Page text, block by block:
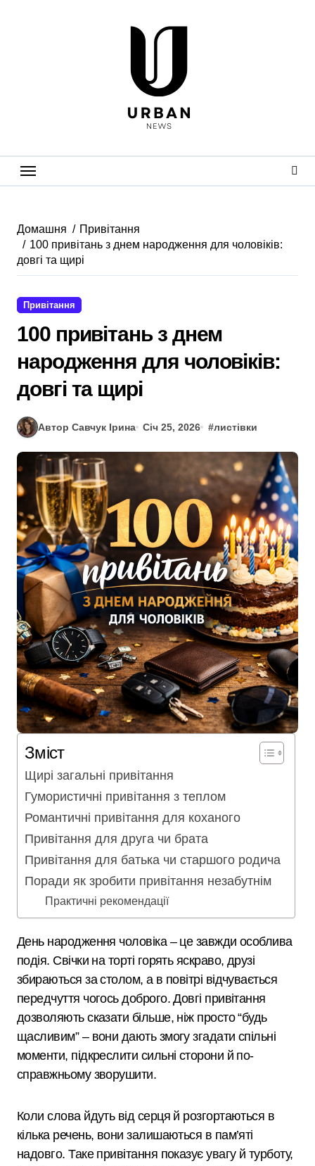
Домашня
Привітання
100 привітань з днем народження для чоловіків:
довгі та щирі
Привітання
100 привітань з днем
народження для чоловіків:
довгі та щирі
Автор Савчук Ірина Січ 25, 2026 #листівки
Зміст
Щирі загальні привітання
Гумористичні привітання з теплом
Романтичні привітання для коханого
Привітання для друга чи брата
Привітання для батька чи старшого родича
Поради як зробити привітання незабутнім
Практичні рекомендації
День народження чоловіка – це завжди особлива
подія. Свічки на торті горять яскраво, друзі
збираються за столом, а в повітрі відчувається
передчуття чогось доброго. Довгі привітання
дозволяють сказати більше, ніж просто “будь
щасливим” – вони дають змогу згадати спільні
моменти, підкреслити сильні сторони й по-
справжньому зворушити.
Коли слова йдуть від серця й розгортаються в
кілька речень, вони залишаються в пам’яті
надовго. Таке привітання показує увагу й турботу,